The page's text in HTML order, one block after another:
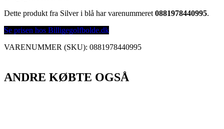
Dette produkt fra Silver i blå har varenummeret 0881978440995.
Se prisen hos Billigegolfbolde.dk
VARENUMMER (SKU): 0881978440995
ANDRE KØBTE OGSÅ